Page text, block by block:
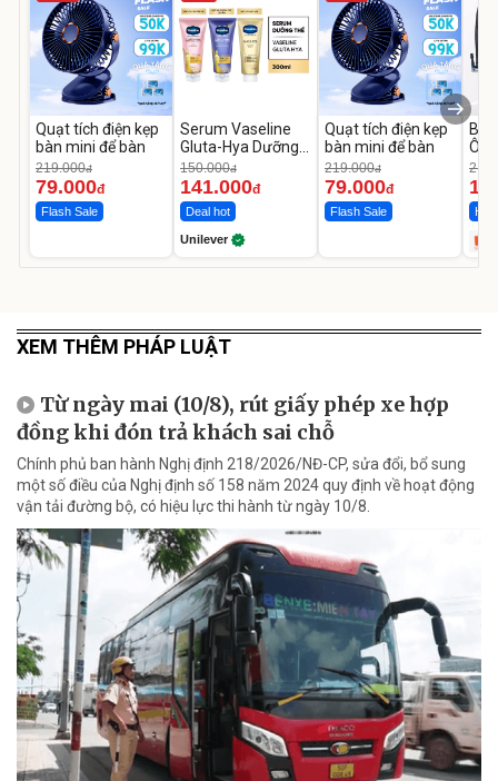
Quạt tích điện kẹp
bàn mini để bàn
219.000đ
79.000đ
Flash Sale
Serum Vaseline
Gluta-Hya Dưỡng
Da Sáng Mịn Sau 7
Ngày
150.000đ
141.000đ
Deal hot
Unilever
Quạt tích điện kẹp
bàn mini để bàn
219.000đ
79.000đ
Flash Sale
Ô
Hot
XEM THÊM PHÁP LUẬT
Từ ngày mai (10/8), rút giấy phép xe hợp
đồng khi đón trả khách sai chỗ
Chính phủ ban hành Nghị định 218/2026/NĐ-CP, sửa đổi, bổ sung
một số điều của Nghị định số 158 năm 2024 quy định về hoạt động
vận tải đường bộ, có hiệu lực thi hành từ ngày 10/8.